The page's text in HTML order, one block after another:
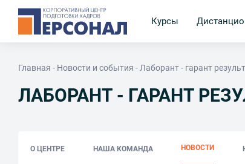
Курсы
Главная Новости и события Лаборант - гарант
ЛАБОРАНТ - ГАРАНТ
О ЦЕНТРЕ НАША КОМАНДА НОВОСТИ